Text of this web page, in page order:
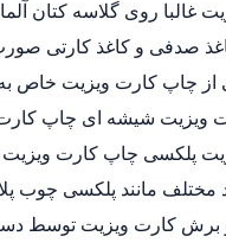
غالبا روی گلاسه کتان
صدفی و کاغذ کارتی
از چاپ کارت ویزیت خاص
ویزیت شیشه ای چاپ
پلکسی چاپ کارت ویزیت
مختلف مانند پلکسی چوب
و برش کارت ویزیت توسط